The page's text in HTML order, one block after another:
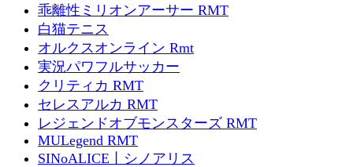
乖離性ミリオンアーサー RMT
白猫テニス
オルクスオンライン Rmt
実況パワフルサッカー
クリティカ RMT
セレスアルカ RMT
レジェンドオブモンスターズ RMT
MULegend RMT
SINoALICE丨シノアリス